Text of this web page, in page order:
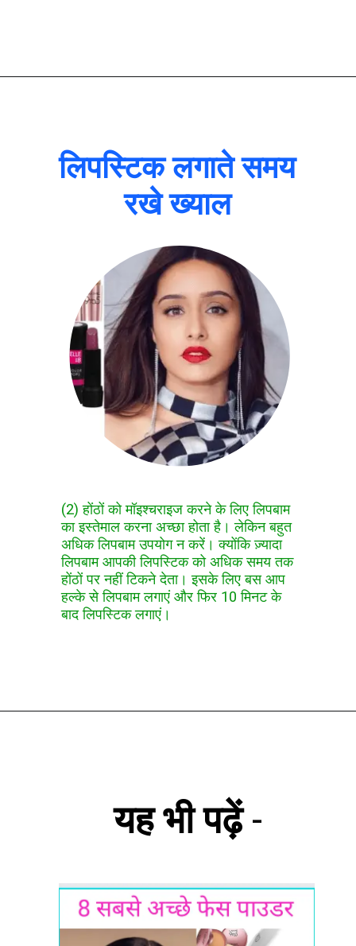
लिपस्टिक लगाते समय
रखे ख्याल
(2) होंठों को मॉइश्चराइज करने के लिए लिपबाम
का इस्तेमाल करना अच्छा होता है। लेकिन बहुत
अधिक लिपबाम उपयोग न करें। क्योंकि ज़्यादा
लिपबाम आपकी लिपस्टिक को अधिक समय तक
होंठों पर नहीं टिकने देता। इसके लिए बस आप
हल्के से लिपबाम लगाएं और फिर 10 मिनट के
बाद लिपस्टिक लगाएं।
यह भी पढ़ें-